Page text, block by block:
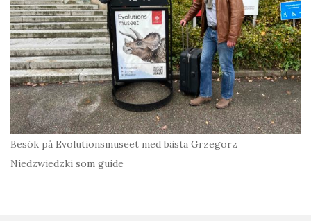
Besök på Evolutionsmuseet med bästa Grzegorz
Niedzwiedzki som guide